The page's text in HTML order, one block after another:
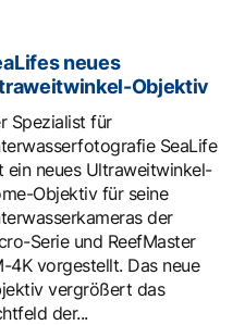
neues
Objektiv
Spezialist für
SeaLife
ein neues Ultraweitwinkel-
Objektiv für seine
der
Serie und ReefMaster
4K vorgestellt. Das neue
vergrößert das
der...